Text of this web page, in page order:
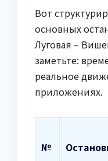
Вот
основных
Луговая –
заметьте:
реальное
приложениях.
№